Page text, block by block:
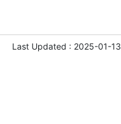
Last Updated : 2025-01-13